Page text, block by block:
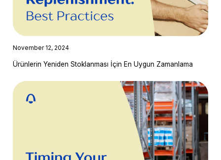
November 12, 2024
Ürünlerin Yeniden Stoklanması İçin En Uygun Zamanlama